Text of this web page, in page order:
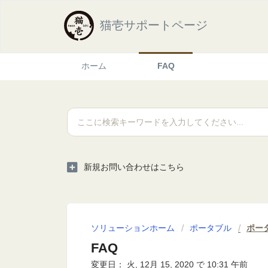
猫壱サポートページ
ホーム FAQ
新規お問い合わせはこちら
ソリューションホーム ポータブル ポー
FAQ
変更日： 火, 12月 15, 2020 で 10:31 午前